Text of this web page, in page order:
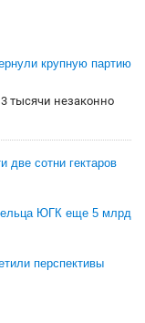
крупную партию
тысячи незаконно
две сотни гектаров
ЮГК еще 5 млрд
перспективы